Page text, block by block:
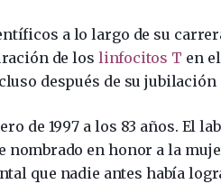
a lo largo de su
de los linfocitos T en el
después de su jubilación
de 1997 a los 83 años. El
en honor a la
que nadie antes había